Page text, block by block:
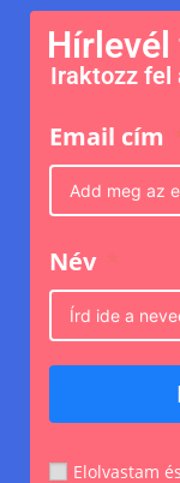
Iraktozz fel
Email cím
Név
Elolvastam